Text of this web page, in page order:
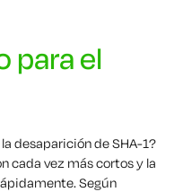
para el
desaparición de SHA-1?
cada vez más cortos y la
Según